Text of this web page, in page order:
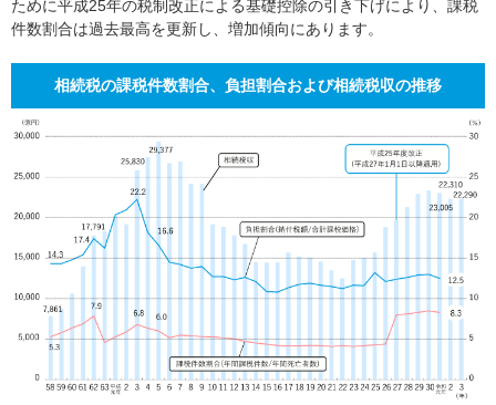
ために平成25年の税制改正による基礎控除の引き下げにより、課税
件数割合は過去最高を更新し、増加傾向にあります。
相続税の課税件数割合、負担割合および相続税収の推移